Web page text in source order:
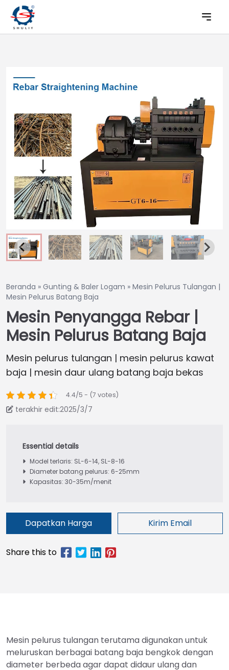
Beranda » Gunting & Baler Logam » Mesin Pelurus Tulangan |
Mesin Pelurus Batang Baja
Mesin Penyangga Rebar |
Mesin Pelurus Batang Baja
Mesin pelurus tulangan | mesin pelurus kawat
baja | mesin daur ulang batang baja bekas
4.4/5 - (7 votes)
terakhir edit:2025/3/7
Model terlaris: SL-6-14, SL-8-16
Diameter batang pelurus: 6-25mm
Kapasitas: 30-35m/menit
Dapatkan Harga Kirim Email
Mesin pelurus tulangan terutama digunakan untuk
meluruskan berbagai batang baja bengkok dengan
diameter berbeda agar dapat didaur ulang dan